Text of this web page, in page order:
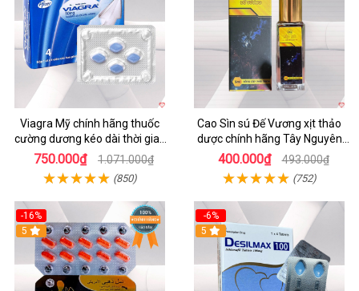
Viagra Mỹ chính hãng thuốc
cường dương kéo dài thời gian
cho Nam giới uy tín
750.000₫ 1.071.000₫
(850)
Cao Sìn sú Đế Vương xịt thảo
dược chính hãng Tây Nguyên
hiệu quả tăng cường
400.000₫ 493.000₫
(752)
-16%
5
-6%
5